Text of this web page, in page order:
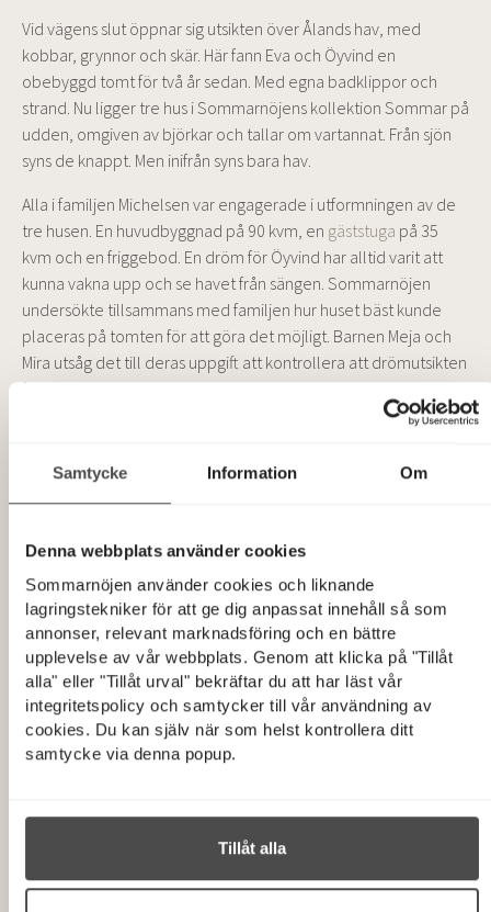
Samtycke Information Om
Denna webbplats använder cookies
Sommarnöjen använder cookies och liknande
lagringstekniker för att ge dig anpassat innehåll så som
annonser, relevant marknadsföring och en bättre
upplevelse av vår webbplats. Genom att klicka på "Tillåt
alla" eller "Tillåt urval" bekräftar du att har läst vår
integritetspolicy och samtycker till vår användning av
cookies. Du kan själv när som helst kontrollera ditt
samtycke via denna popup.
Tillåt alla
Vid vägens slut öppnar sig utsikten över Ålands hav, med
kobbar, grynnor och skär. Här fann Eva och Öyvind en
obebyggd tomt för två år sedan. Med egna badklippor och
strand. Nu ligger tre hus i Sommarnöjens kollektion Sommar på
udden, omgiven av björkar och tallar om vartannat. Från sjön
syns de knappt. Men inifrån syns bara hav.
Alla i familjen Michelsen var engagerade i utformningen av de
tre husen. En huvudbyggnad på 90 kvm, en gäststuga på 35
kvm och en friggebod. En dröm för Öyvind har alltid varit att
kunna vakna upp och se havet från sängen. Sommarnöjen
undersökte tillsammans med familjen hur huset bäst kunde
placeras på tomten för att göra det möjligt. Barnen Meja och
Mira utsåg det till deras uppgift att kontrollera att drömutsikten
fanns i inte enbart ett rum – utan alla.
I huvudbyggnaden finns två sovrum, ett badrum och en
glaspartier. Det gör att naturen känns närvarande även
inomhus. I gäststugan finns två sovrum, ett badrum och ett
lite ifred. Friggeboden har plats för förvaring, men där finns
också vatten indraget. Saltvatten från havet och renas, vilket
möjliggör för riktiga toaletter. Det är annars svårt att få till i
skärgårdsmiljö.
”Det är modernt med alla bekvämligheter och relativt
underhållningsfritt”, berättar Öyvind.
Att husen skulle upplevas som tidlösa var också viktigt. Både
Ledorden var sobert, enkelt och nordiskt. Utvändigt föll valet
på en rak design med lutande tak och inget takutsprång.
Invändigt täcks väggar och golv av stående vitmålad träpanel, i